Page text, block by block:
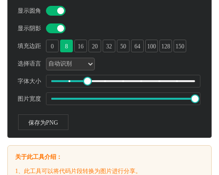
显示圆角
显示阴影
填充边距 0 8 16 20 32 50 64 100 128 150
选择语言
字体大小
图片宽度
保存为PNG
关于此工具介绍：
1、此工具可以将代码片段转换为图片进行分享。